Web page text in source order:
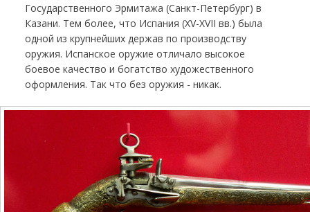
Государственного Эрмитажа (Санкт-Петербург) в
Казани. Тем более, что Испания (XV-XVII вв.) была
одной из крупнейших держав по производству
оружия. Испанское оружие отличало высокое
боевое качество и богатство художественного
оформления. Так что без оружия - никак.